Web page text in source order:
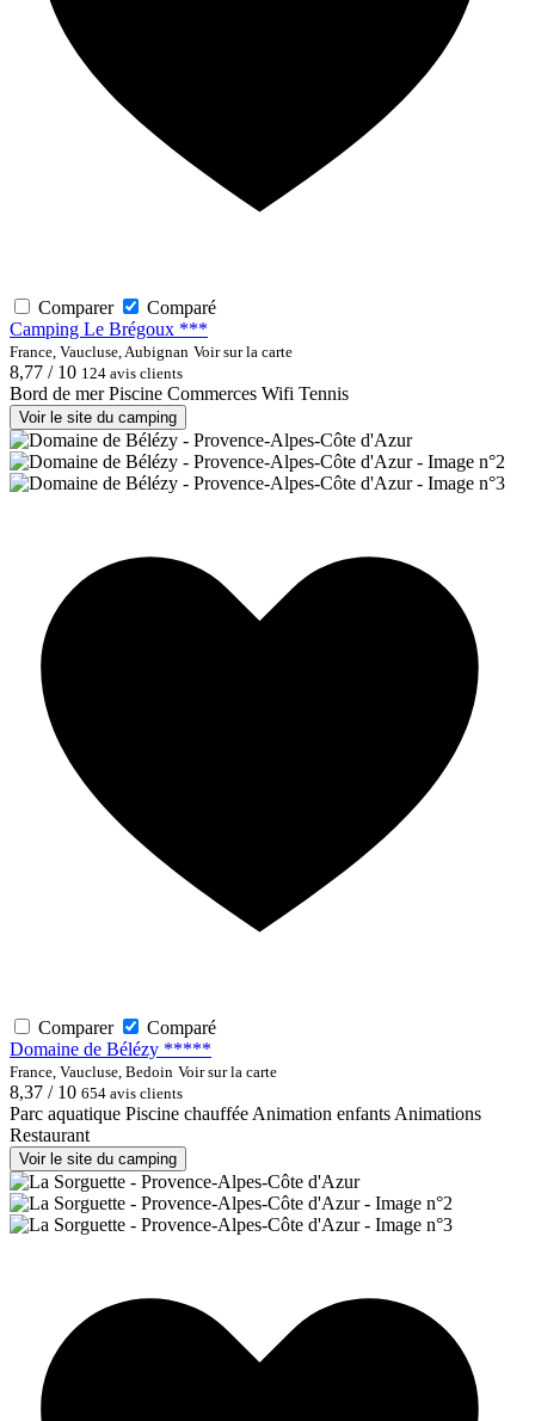
Comparer
Comparé
Camping Le Brégoux ***
France, Vaucluse, Aubignan Voir sur la carte
8,77 / 10 124 avis clients
Bord de mer Piscine Commerces Wifi Tennis
Voir le site du camping
Comparer
Comparé
Domaine de Bélézy *****
France, Vaucluse, Bedoin Voir sur la carte
8,37 / 10 654 avis clients
Parc aquatique Piscine chaufféeAnimation enfantsAnimations
Restaurant
Voir le site du camping